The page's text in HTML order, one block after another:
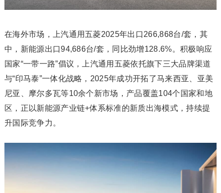
在海外市场，上汽通用五菱2025年出口266,868台/套，其
中，新能源出口94,686台/套，同比劲增128.6%。积极响应
国家“一带一路”倡议，上汽通用五菱依托旗下三大品牌渠道
与“印马泰”一体化战略，2025年成功开拓了马来西亚、亚美
尼亚、摩尔多瓦等10余个新市场，产品覆盖104个国家和地
区，正以新能源产业链+体系标准的新质出海模式，持续提
升国际竞争力。